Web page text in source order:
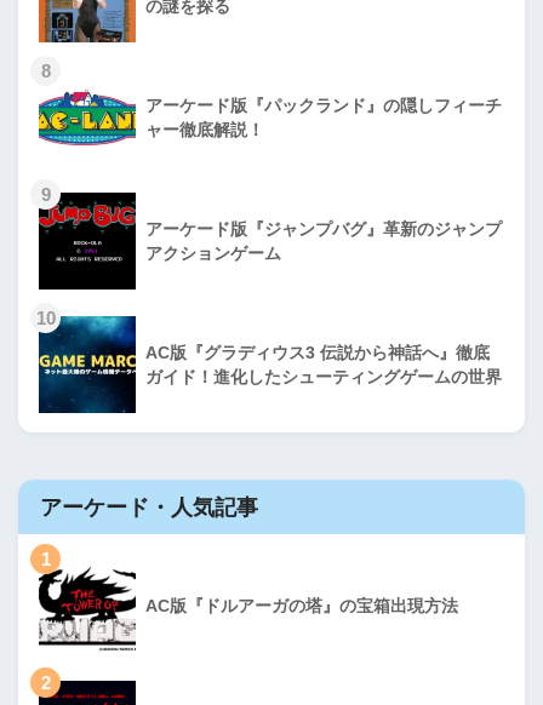
の謎を探る
8
アーケード版『パックランド』の隠しフィーチ
ャー徹底解説！
9
アーケード版『ジャンプバグ』革新のジャンプ
アクションゲーム
10
AC版『グラディウス3 伝説から神話へ』徹底
ガイド！進化したシューティングゲームの世界
アーケード・人気記事
1
AC版『ドルアーガの塔』の宝箱出現方法
2